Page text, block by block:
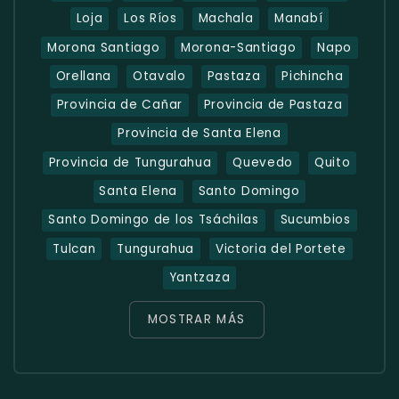
Loja Los Ríos Machala
Manabí
Morona Santiago
Morona-Santiago
Napo
Orellana
Otavalo Pastaza
Pichincha
Provincia de Cañar
Provincia de Pastaza
Provincia de Santa Elena
Provincia de Tungurahua
Quevedo
Quito
Santa Elena
Santo Domingo
Santo Domingo de los Tsáchilas
Sucumbios
Tulcan
Tungurahua
Victoria del Portete
Yantzaza
MOSTRAR MÁS